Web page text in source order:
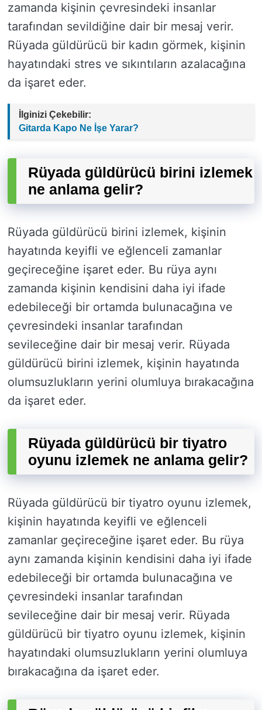
zamanda kişinin çevresindeki insanlar
tarafından sevildiğine dair bir mesaj verir.
Rüyada güldürücü bir kadın görmek, kişinin
hayatındaki stres ve sıkıntıların azalacağına
da işaret eder.
İlginizi Çekebilir:
Gitarda Kapo Ne İşe Yarar?
Rüyada güldürücü birini izlemek
ne anlama gelir?
Rüyada güldürücü birini izlemek, kişinin
hayatında keyifli ve eğlenceli zamanlar
geçireceğine işaret eder. Bu rüya aynı
zamanda kişinin kendisini daha iyi ifade
edebileceği bir ortamda bulunacağına ve
çevresindeki insanlar tarafından
sevileceğine dair bir mesaj verir. Rüyada
güldürücü birini izlemek, kişinin hayatında
olumsuzlukların yerini olumluya bırakacağına
da işaret eder.
Rüyada güldürücü bir tiyatro
oyunu izlemek ne anlama gelir?
Rüyada güldürücü bir tiyatro oyunu izlemek,
kişinin hayatında keyifli ve eğlenceli
zamanlar geçireceğine işaret eder. Bu rüya
aynı zamanda kişinin kendisini daha iyi ifade
edebileceği bir ortamda bulunacağına ve
çevresindeki insanlar tarafından
sevileceğine dair bir mesaj verir. Rüyada
güldürücü bir tiyatro oyunu izlemek, kişinin
hayatındaki olumsuzlukların yerini olumluya
bırakacağına da işaret eder.